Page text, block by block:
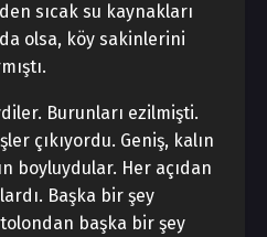
sıcak su kaynakları
olsa, köy sakinlerini
Burunları ezilmişti.
çıkıyordu. Geniş, kalın
boyluydular. Her açıdan
Başka bir şey
başka bir şey